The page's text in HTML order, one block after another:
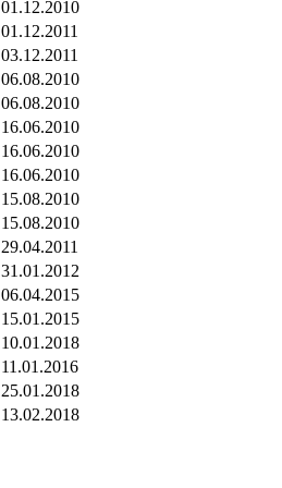
01.12.2010
01.12.2011
03.12.2011
06.08.2010
06.08.2010
16.06.2010
16.06.2010
16.06.2010
15.08.2010
15.08.2010
29.04.2011
31.01.2012
06.04.2015
15.01.2015
10.01.2018
11.01.2016
25.01.2018
13.02.2018